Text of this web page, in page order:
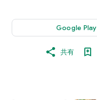
Google
共有